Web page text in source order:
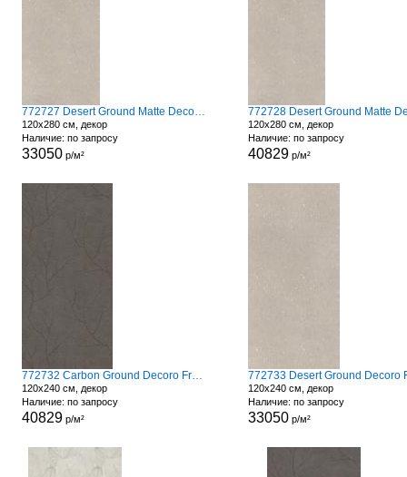
772727 Desert Ground Matte Decoro Fronds
120x280 см, декор
Наличие: по запросу
33050р/м²
120x280 см, декор
Наличие: по запросу
40829р/м²
772732 Carbon Ground Decoro Fronds A
120x240 см, декор
Наличие: по запросу
40829р/м²
120x240 см, декор
Наличие: по запросу
33050р/м²